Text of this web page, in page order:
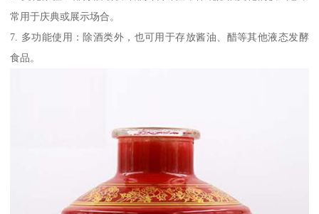
常用于庆典或展示场合。
7. 多功能使用：除酒类外，也可用于存放酱油、醋等其他液态发酵
食品。